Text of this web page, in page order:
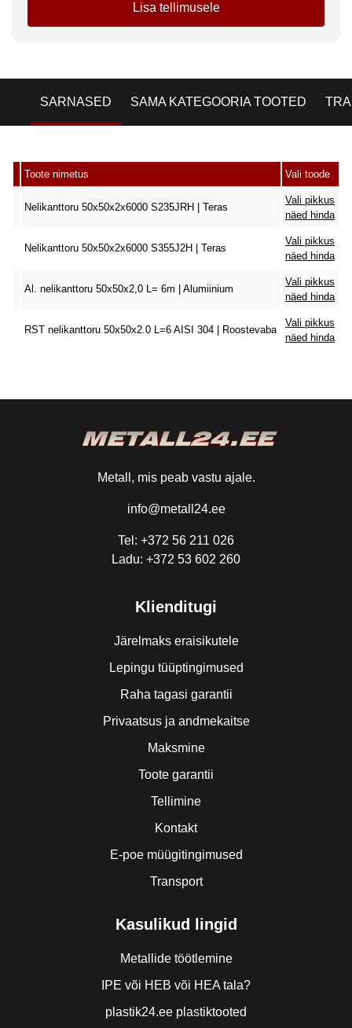
Lisa tellimusele
SARNASED SAMA KATEGOORIA TOOTED
Toote nimetus Vali toode
Nelikanttoru 50x50x2x6000 S235JRH | Teras
Vali pikkus
näed hinda
Nelikanttoru 50x50x2x6000 S355J2H | Teras
Vali pikkus
näed hinda
Al. nelikanttoru 50x50x2,0 L= 6m | Alumiinium
Vali pikkus
näed hinda
RST nelikanttoru 50x50x2.0 L=6 AISI 304 | Roostevaba
Vali pikkus
näed hinda
Metall, mis peab vastu ajale.
info@metall24.ee
Tel: +372 56 211 026
Ladu: +372 53 602 260
Klienditugi
Järelmaks eraisikutele
Lepingu tüüptingimused
Raha tagasi garantii
Privaatsus ja andmekaitse
Maksmine
Toote garantii
Tellimine
Kontakt
E-poe müügitingimused
Transport
Kasulikud lingid
Metallide töötlemine
IPE või HEB või HEA tala?
plastik24.ee plastiktooted